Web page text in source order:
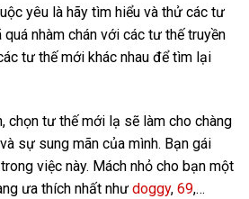
yêu là hãy tìm hiểu và thử các tư
quá nhàm chán với các tư thế truyền
tư thế mới khác nhau để tìm lại
chọn tư thế mới lạ sẽ làm cho chàng
sự sung mãn của mình. Bạn gái
việc này. Mách nhỏ cho bạn một
ưa thích nhất như doggy, 69,…